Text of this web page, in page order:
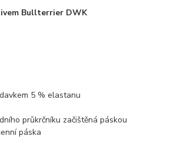
Bullterrier DWK
5 % elastanu
průkrčníku začištěná páskou
páska